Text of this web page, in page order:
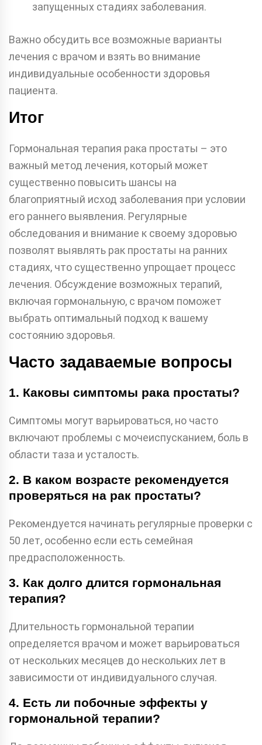
запущенных стадиях заболевания.
Важно обсудить все возможные варианты
лечения с врачом и взять во внимание
индивидуальные особенности здоровья
пациента.
Итог
Гормональная терапия рака простаты – это
важный метод лечения, который может
существенно повысить шансы на
благоприятный исход заболевания при условии
его раннего выявления. Регулярные
обследования и внимание к своему здоровью
позволят выявлять рак простаты на ранних
стадиях, что существенно упрощает процесс
лечения. Обсуждение возможных терапий,
включая гормональную, с врачом поможет
выбрать оптимальный подход к вашему
состоянию здоровья.
Часто задаваемые вопросы
1. Каковы симптомы рака простаты?
Симптомы могут варьироваться, но часто
включают проблемы с мочеиспусканием, боль в
области таза и усталость.
2. В каком возрасте рекомендуется
проверяться на рак простаты?
Рекомендуется начинать регулярные проверки с
50 лет, особенно если есть семейная
предрасположенность.
3. Как долго длится гормональная
терапия?
Длительность гормональной терапии
определяется врачом и может варьироваться
от нескольких месяцев до нескольких лет в
зависимости от индивидуального случая.
4. Есть ли побочные эффекты у
гормональной терапии?